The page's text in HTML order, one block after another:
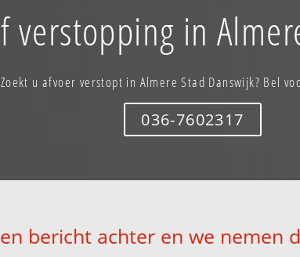
verstopping in
Zoekt u afvoer verstopt in Almere Stad Danswijk? Bel
036-7602317
bericht achter en we nemen